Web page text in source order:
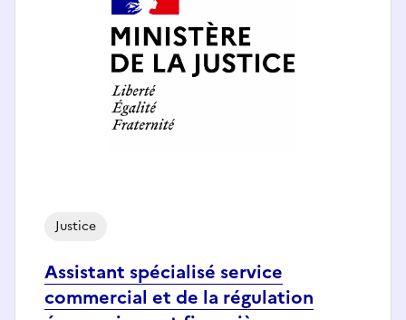
Assistant spécialisé service
commercial et de la régulation
Justice